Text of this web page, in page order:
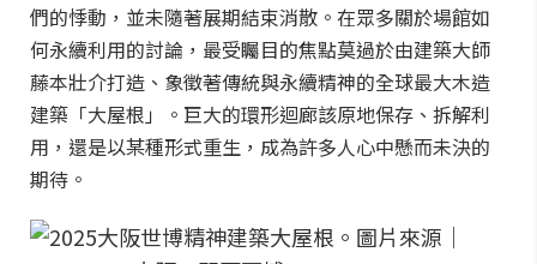
們的悸動，並未隨著展期結束消散。在眾多關於場館如
何永續利用的討論，最受矚目的焦點莫過於由建築大師
藤本壯介打造、象徵著傳統與永續精神的全球最大木造
建築「大屋根」。巨大的環形迴廊該原地保存、拆解利
用，還是以某種形式重生，成為許多人心中懸而未決的
期待。